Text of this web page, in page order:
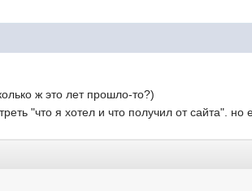
ж это лет прошло-то?)
"что я хотел и что получил от сайта". но